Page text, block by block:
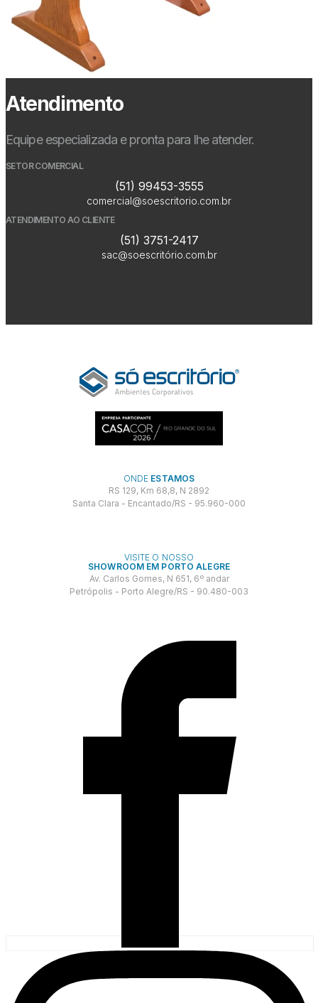
Atendimento
Equipe especializada e pronta para lhe atender.
SETOR COMERCIAL
(51) 99453-3555
comercial@soescritorio.com.br
ATENDIMENTO AO CLIENTE
(51) 3751-2417
sac@soescritório.com.br
ONDE ESTAMOS
RS 129, Km 68,8, N 2892
Santa Clara - Encantado/RS - 95.960-000
VISITE O NOSSO
SHOWROOM EM PORTO ALEGRE
Av. Carlos Gomes, N 651, 6º andar
Petrópolis - Porto Alegre/RS - 90.480-003